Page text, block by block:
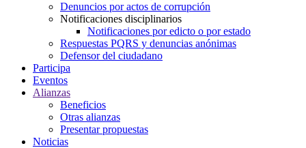
Denuncios por actos de corrupción
Notificaciones disciplinarios
Notificaciones por edicto o por estado
Respuestas PQRS y denuncias anónimas
Defensor del ciudadano
Participa
Eventos
Alianzas
Beneficios
Otras alianzas
Presentar propuestas
Noticias